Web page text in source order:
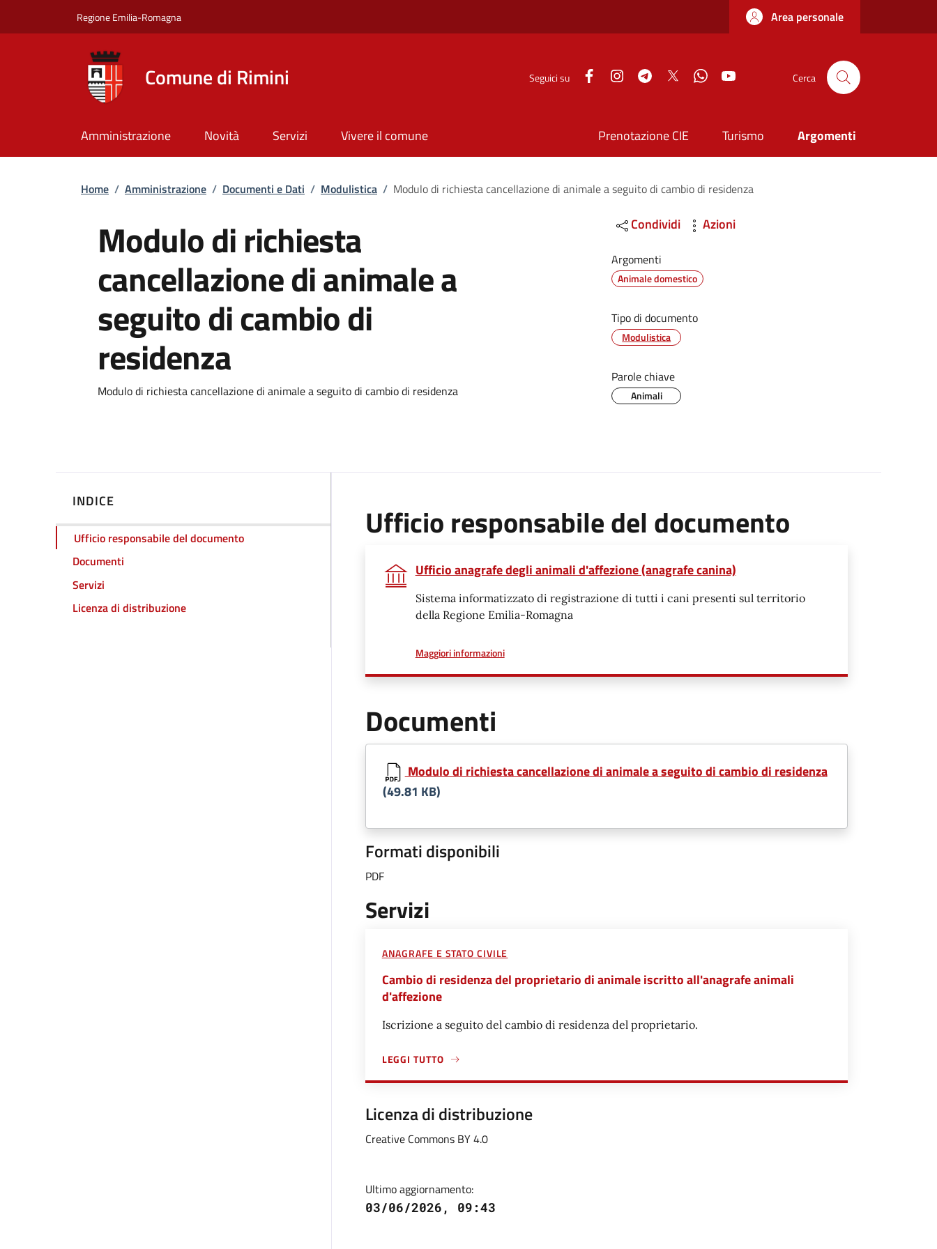
Regione Emilia-Romagna Area personale
Comune di Rimini Seguici su FacebookInstagramTelegramTwitter WhatsApp Cerca
Amministrazione Novità Servizi Vivere il comune Prenotazione CIE Turismo Argomenti
Briciole di pane
Home / Amministrazione / Documenti e Dati / Modulistica / Modulo di richiesta cancellazione di animale a seguito di cambio di residenza
Modulo di richiesta
cancellazione di animale a
seguito di cambio di
residenza
Dettagli
Modulo di richiesta cancellazione di animale a seguito di cambio di residenza
Condividi Azioni
Argomenti
Animale domestico
Tipo di documento
Modulistica
Parole chiave
Animali
INDICE
Ufficio responsabile del documento
Documenti
Servizi
Licenza di distribuzione
Ufficio responsabile del documento
Ufficio anagrafe degli animali d'affezione (anagrafe canina)
Sistema informatizzato di registrazione di tutti i cani presenti sul territorio
della Regione Emilia-Romagna
Maggiori informazionia proposito di
Documenti
Modulo di richiesta cancellazione di animale a seguito di cambio di residenza
(49.81 KB)
Formati disponibili
PDF
Servizi
ANAGRAFE E STATO CIVILE
Cambio di residenza del proprietario di animale iscritto all'anagrafe animali
d'affezione
Iscrizione a seguito del cambio di residenza del proprietario.
LEGGI TUTTO
A PROPOSITO DI CAMBIO DI RESIDENZA DEL PROPRIETARIO DI ANIMALE ISCRITTO ALL'ANAGRAFE ANIMALI
Licenza di distribuzione
Creative Commons BY 4.0
Ultimo aggiornamento:
03/06/2026, 09:43